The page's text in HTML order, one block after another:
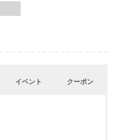
イベント クーポン